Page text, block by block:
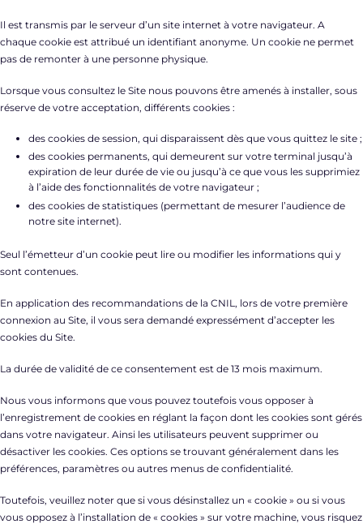
Il est transmis par le serveur d’un site internet à votre navigateur. A
chaque cookie est attribué un identifiant anonyme. Un cookie ne permet
pas de remonter à une personne physique.
Lorsque vous consultez le Site nous pouvons être amenés à installer, sous
réserve de votre acceptation, différents cookies :
des cookies de session, qui disparaissent dès que vous quittez le site ;
des cookies permanents, qui demeurent sur votre terminal jusqu’à
expiration de leur durée de vie ou jusqu’à ce que vous les supprimiez
à l’aide des fonctionnalités de votre navigateur ;
des cookies de statistiques (permettant de mesurer l’audience de
notre site internet).
Seul l’émetteur d’un cookie peut lire ou modifier les informations qui y
sont contenues.
En application des recommandations de la CNIL, lors de votre première
connexion au Site, il vous sera demandé expressément d’accepter les
cookies du Site.
La durée de validité de ce consentement est de 13 mois maximum.
Nous vous informons que vous pouvez toutefois vous opposer à
l’enregistrement de cookies en réglant la façon dont les cookies sont gérés
dans votre navigateur. Ainsi les utilisateurs peuvent supprimer ou
désactiver les cookies. Ces options se trouvant généralement dans les
préférences, paramètres ou autres menus de confidentialité.
Toutefois, veuillez noter que si vous désinstallez un « cookie » ou si vous
vous opposez à l’installation de « cookies » sur votre machine, vous risquez